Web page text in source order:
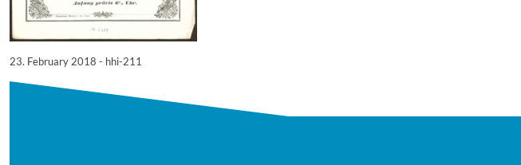
23. February 2018 - hhi-211